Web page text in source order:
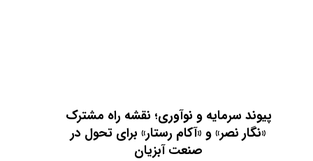
پیوند سرمایه و نوآوری؛ نقشه راه مشترک
«نگار نصر» و «آکام رستار» برای تحول در
صنعت آبزیان